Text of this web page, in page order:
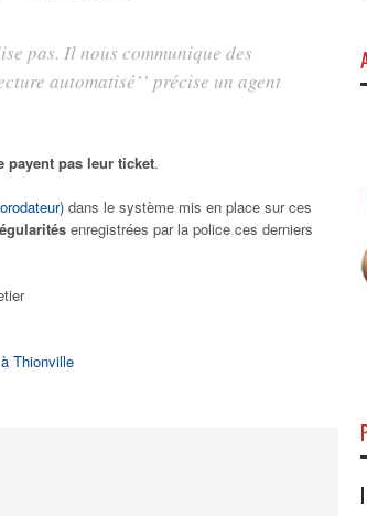
pas. Il nous communique des
automatisé’’ précise un agent
payent pas leur ticket.
dans le système mis en place sur ces
enregistrées par la police ces derniers
Thionville